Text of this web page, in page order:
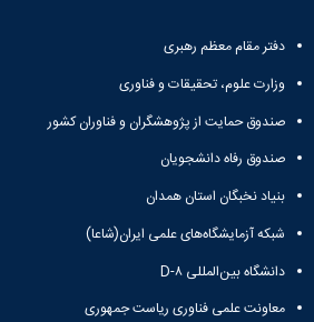
دانشکده
های
اقماری
فنی
منابع
طبیعی
تویسرکان
فنی
مهندسی
کبودرآهنگ
دفتر مقام معظم رهبری
وزارت علوم، تحقیقات و فناوری
صندوق حمایت از پژوهشگران و فناوران کشور
صندوق رفاه دانشجویان
بنیاد نخبگان استان همدان
شبکه آزمایشگاه‌های علمی ایران(شاعا)
دانشگاه بین‌المللی D-۸
معاونت علمی فناوری ریاست جمهوری